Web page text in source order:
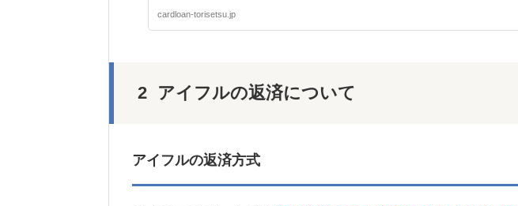
cardloan-torisetsu.jp
アイフルの返済について
アイフルの返済方式